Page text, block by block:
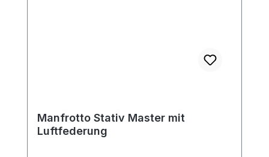
Manfrotto Stativ Master mit
Luftfederung